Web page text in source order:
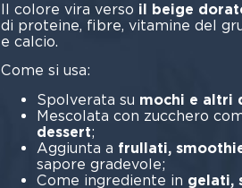
Il colore vira verso il beige
di proteine, fibre, vitamine del
e calcio.
Come si usa:
Spolverata su mochi e altri
Mescolata con zucchero
dessert;
Aggiunta a frullati,
sapore gradevole;
Come ingrediente in gelati,